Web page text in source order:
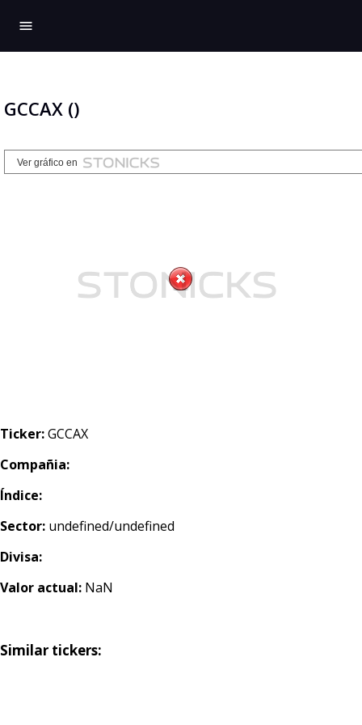
menu
GCCAX ()
Ticker:GCCAX
Compañia:
Índice:
Sector: undefined/undefined
Divisa:
Valor actual: NaN
Similar tickers: